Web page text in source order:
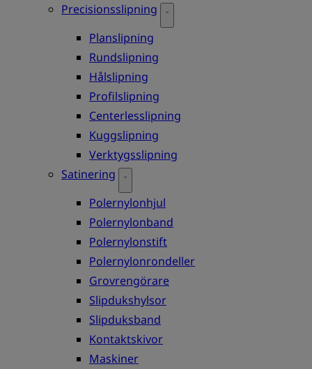
Precisionsslipning
Planslipning
Rundslipning
Hålslipning
Profilslipning
Centerlesslipning
Kuggslipning
Verktygsslipning
Satinering
Polernylonhjul
Polernylonband
Polernylonstift
Polernylonrondeller
Grovrengörare
Slipdukshylsor
Slipduksband
Kontaktskivor
Maskiner